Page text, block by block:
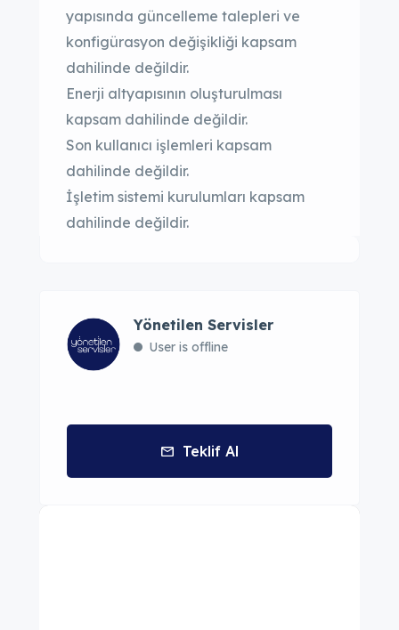
yapısında güncelleme talepleri ve
konfigürasyon değişikliği kapsam
dahilinde değildir.
Enerji altyapısının oluşturulması
kapsam dahilinde değildir.
Son kullanıcı işlemleri kapsam
dahilinde değildir.
İşletim sistemi kurulumları kapsam
dahilinde değildir.
Yönetilen Servisler
User is offline
Teklif Al